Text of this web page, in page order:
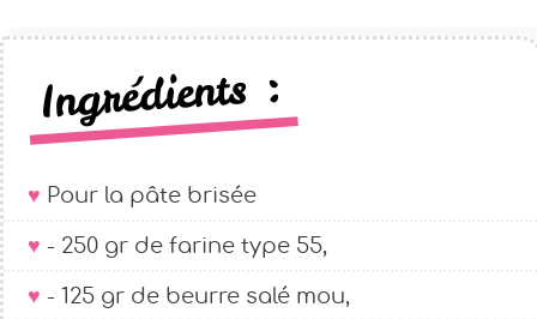
Ingrédients :
Pour la pâte brisée
- 250 gr de farine type 55,
- 125 gr de beurre salé mou,